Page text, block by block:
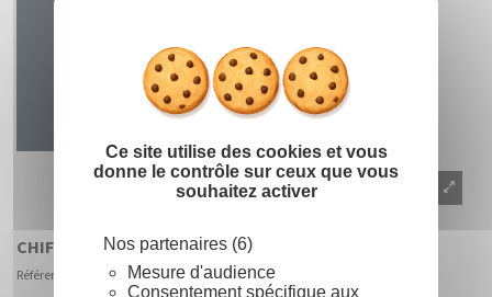
Ce site utilise des cookies et vous
donne le contrôle sur ceux que vous
souhaitez activer
Nos partenaires (6)
Mesure d'audience
Consentement spécifique aux
CHIFFRE 7 ILLUMINÉ
Référence 906007 - CABS-BC